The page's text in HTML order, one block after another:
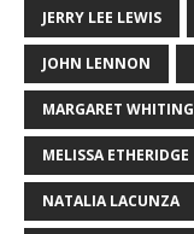
JERRY LEE LEWIS
JOHN LENNON
MARGARET WHITING
MELISSA ETHERIDGE
NATALIA LACUNZA